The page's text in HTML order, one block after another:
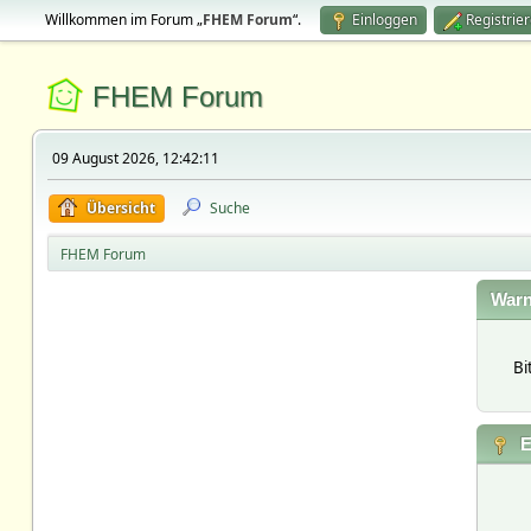
Willkommen im Forum „FHEM Forum“. Einloggen
FHEM Forum
09 August 2026, 12:42:11
Übersicht Suche
FHEM Forum